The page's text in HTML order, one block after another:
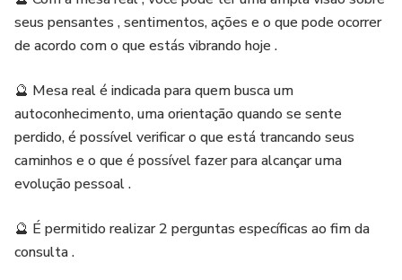
seus pensantes , sentimentos, ações e o que pode ocorrer
de acordo com o que estás vibrando hoje .
🔮 Mesa real é indicada para quem busca um
autoconhecimento, uma orientação quando se sente
perdido, é possível verificar o que está trancando seus
caminhos e o que é possível fazer para alcançar uma
evolução pessoal .
🔮 É permitido realizar 2 perguntas específicas ao fim da
consulta .